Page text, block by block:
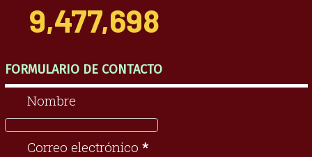
9,477,698
FORMULARIO DE CONTACTO
Nombre
Correo electrónico *